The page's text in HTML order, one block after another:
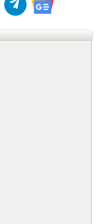
to our RSS
us on
Follow us on
Follow us